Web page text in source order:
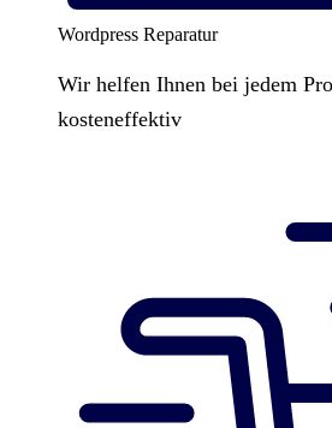
Wordpress Reparatur
Wir helfen Ihnen bei jedem
kosteneffektiv